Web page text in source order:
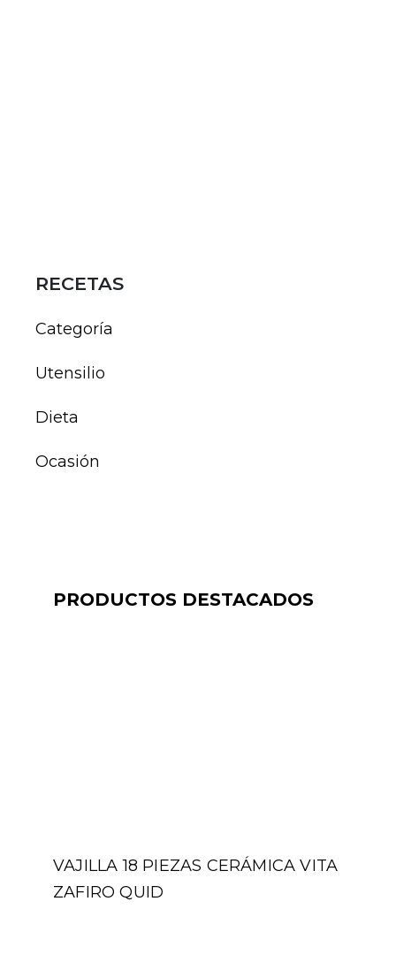
RECETAS
Categoría
Utensilio
Dieta
Ocasión
PRODUCTOS DESTACADOS
VAJILLA 18 PIEZAS CERÁMICA VITA
ZAFIRO QUID